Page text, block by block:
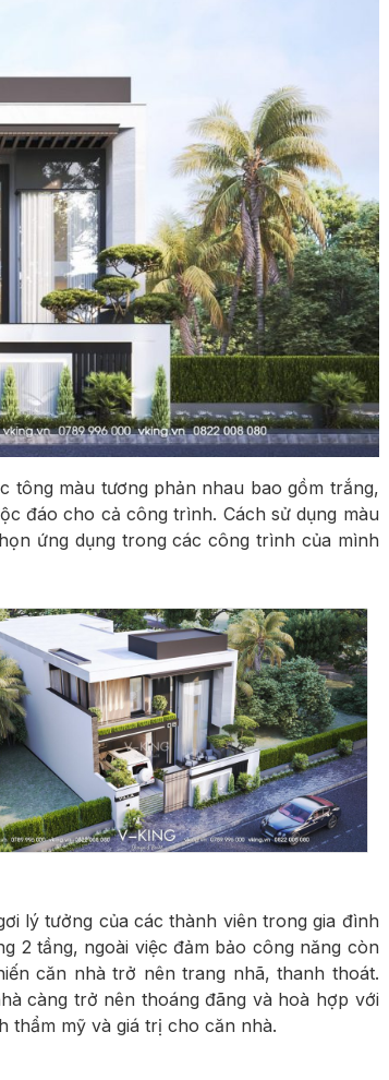
tông màu tương phản nhau bao gồm trắng,
đáo cho cả công trình. Cách sử dụng màu
ứng dụng trong các công trình của mình
lý tưởng của các thành viên trong gia đình
2 tầng, ngoài việc đảm bảo công năng còn
căn nhà trở nên trang nhã, thanh thoát.
càng trở nên thoáng đãng và hoà hợp với
thẩm mỹ và giá trị cho căn nhà.